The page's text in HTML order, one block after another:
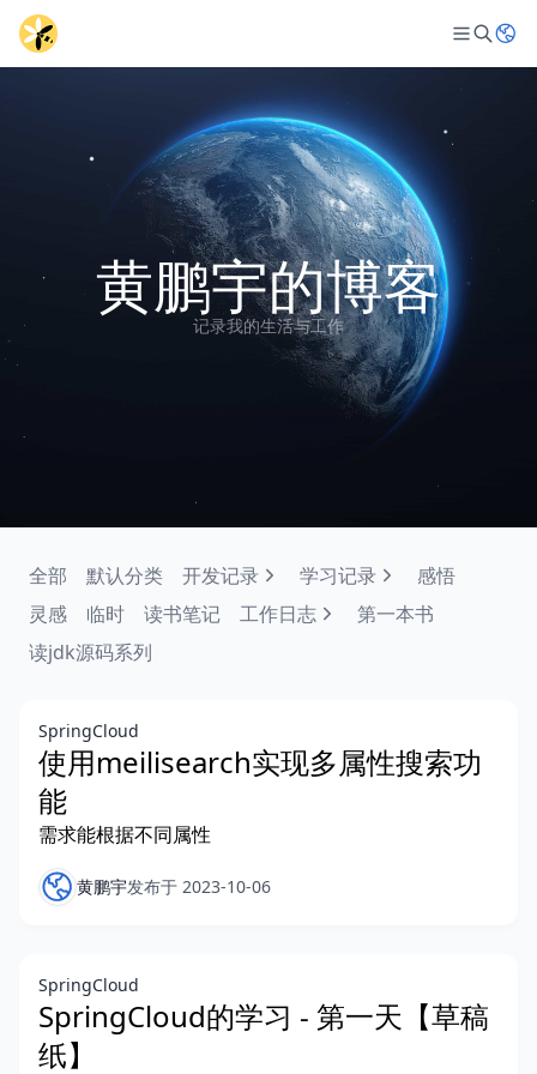
黄鹏宇的博客
记录我的生活与工作
全部 默认分类 开发记录 学习记录
感悟
灵感
临时 读书笔记 工作日志
第一本书
读jdk源码系列
SpringCloud
使用meilisearch实现多属性搜索功
能
需求能根据不同属性
黄鹏宇发布于 2023-10-06
SpringCloud
SpringCloud的学习 - 第一天【草稿
纸】